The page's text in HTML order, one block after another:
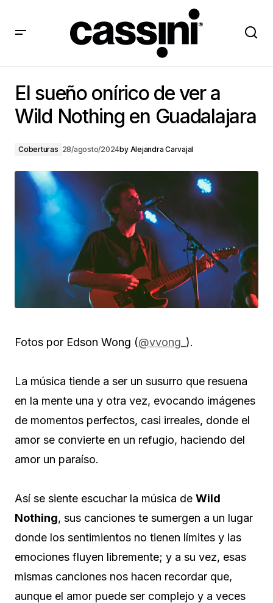
El sueño onírico de ver a
Wild Nothing en Guadalajara
Coberturas 28/agosto/2024by Alejandra Carvajal
Fotos por Edson Wong (@vvong_ ).
La música tiende a ser un susurro que resuena
en la mente una y otra vez, evocando imágenes
de momentos perfectos, casi irreales, donde el
amor se convierte en un refugio, haciendo del
amor un paraíso.
Así se siente escuchar la música de Wild
Nothing, sus canciones te sumergen a un lugar
donde los sentimientos no tienen límites y las
emociones fluyen libremente; y a su vez, esas
mismas canciones nos hacen recordar que,
aunque el amor puede ser complejo y a veces